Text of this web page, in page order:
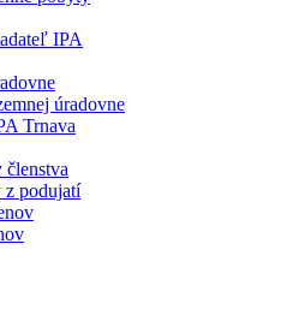
IPA
úradovne
Trnava
z podujatí